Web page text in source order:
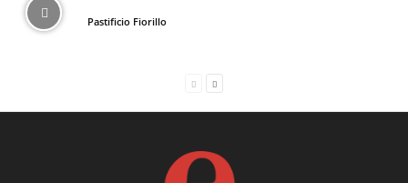
Pastificio Fiorillo